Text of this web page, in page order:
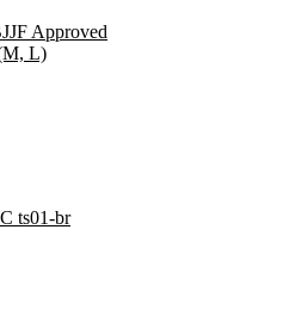
Approved
(М, L)
ts01-br